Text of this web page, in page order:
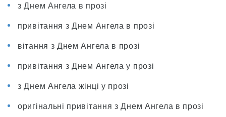
з Днем Ангела в прозі
привітання з Днем Ангела в прозі
вітання з Днем Ангела в прозі
привітання з Днем Ангела у прозі
з Днем Ангела жінці у прозі
оригінальні привітання з Днем Ангела в прозі